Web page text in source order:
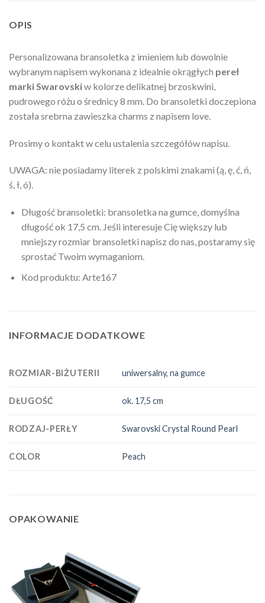
OPIS
Personalizowana bransoletka z imieniem lub dowolnie
wybranym napisem wykonana z idealnie okrągłych pereł
marki Swarovskiw kolorze delikatnej brzoskwini,
pudrowego różu o średnicy 8 mm. Do bransoletki doczepiona
została srebrna zawieszka charms z napisem love.
Prosimy o kontakt w celu ustalenia szczegółów napisu.
UWAGA: nie posiadamy literek z polskimi znakami (ą, ę, ć, ń,
ś, ł, ó).
Długość bransoletki: bransoletka na gumce, domyślna
długość ok 17,5 cm. Jeśli interesuje Cię większy lub
mniejszy rozmiar bransoletki napisz do nas, postaramy się
sprostać Twoim wymaganiom.
Kod produktu: Arte167
INFORMACJE DODATKOWE
ROZMIAR-BIŻUTERII uniwersalny, na gumce
DŁUGOŚĆ ok. 17,5 cm
RODZAJ-PERŁY Swarovski Crystal Round Pearl
COLOR Peach
OPAKOWANIE